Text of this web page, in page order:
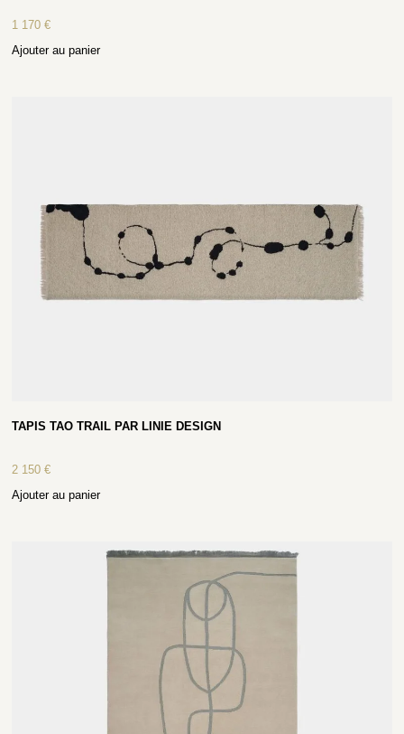
1 170€
Ajouter au panier
TAPIS TAO TRAIL PAR LINIE DESIGN
2 150€
Ajouter au panier